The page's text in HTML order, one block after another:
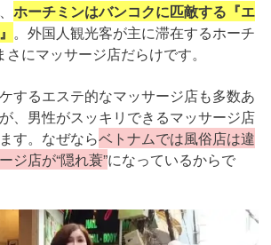
ホーチミンはバンコクに匹敵する『エ
。外国人観光客が主に滞在するホーチ
にマッサージ店だらけです。
するエステ的なマッサージ店も多数あ
、男性がスッキリできるマッサージ店
す。なぜならベトナムでは風俗店は違
ジ店が“隠れ蓑”になっているからで